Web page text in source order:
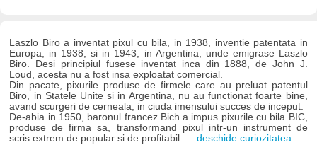
Laszlo Biro a inventat pixul cu bila, in 1938, inventie patentata in
Europa, in 1938, si in 1943, in Argentina, unde emigrase Laszlo
Biro. Desi principiul fusese inventat inca din 1888, de John J.
Loud, acesta nu a fost insa exploatat comercial.
Din pacate, pixurile produse de firmele care au preluat patentul
Biro, in Statele Unite si in Argentina, nu au functionat foarte bine,
avand scurgeri de cerneala, in ciuda imensului succes de inceput.
De-abia in 1950, baronul francez Bich a impus pixurile cu bila BIC,
produse de firma sa, transformand pixul intr-un instrument de
scris extrem de popular si de profitabil. : :deschide curiozitatea